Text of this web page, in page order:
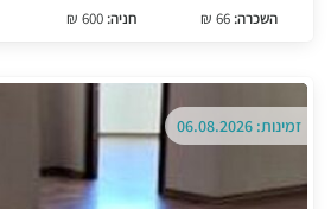
השכרה:
חניה:
זמינות: 06.08.2026